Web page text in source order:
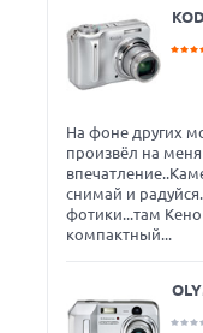
На фоне других
произвёл на
снимай и
фотики...там
компактный...